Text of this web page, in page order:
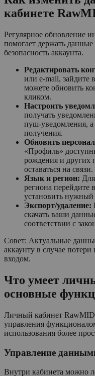
кабинете
Регулярное обновление
помогает держать
безопасность аккаунта.
Редактировать
или e-mail, зайдите
можете обновить
кликом.
Настроить
получать
пуш-уведомления, а
получения.
Обновить
«Профиль»
рождения и других
оставаться на связи.
Язык и регион:
региона перейдите
установить нужный
Экспорт/удаление:
скачать ваши
соответствии с
Совет: Актуальные
аккаунту в случае
входом.
Что умеет
основные
Личный кабинет RawMID
управления
использования более
Управление
Внутри кабинета можно